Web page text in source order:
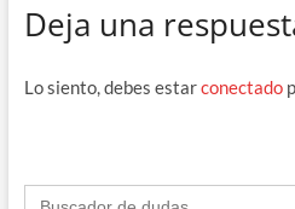
b
o
Deja una
Lo siento, debes estarconectado
Buscar: